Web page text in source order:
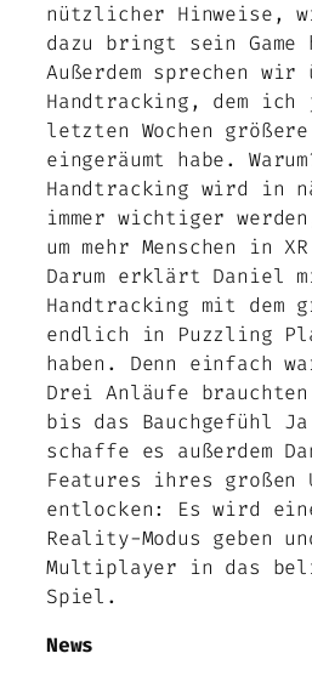
nützlicher Hinweise,
dazu bringt sein Game
Außerdem sprechen wir
Handtracking, dem
letzten Wochen
eingeräumt habe.
Handtracking wird in
immer wichtiger
um mehr Menschen in
Darum erklärt Daniel
Handtracking mit dem
endlich in Puzzling
haben. Denn einfach
Drei Anläufe
bis das Bauchgefühl
schaffe es außerdem
Features ihres großen
entlocken: Es wird
Reality-Modus geben
Multiplayer in das
Spiel.
News